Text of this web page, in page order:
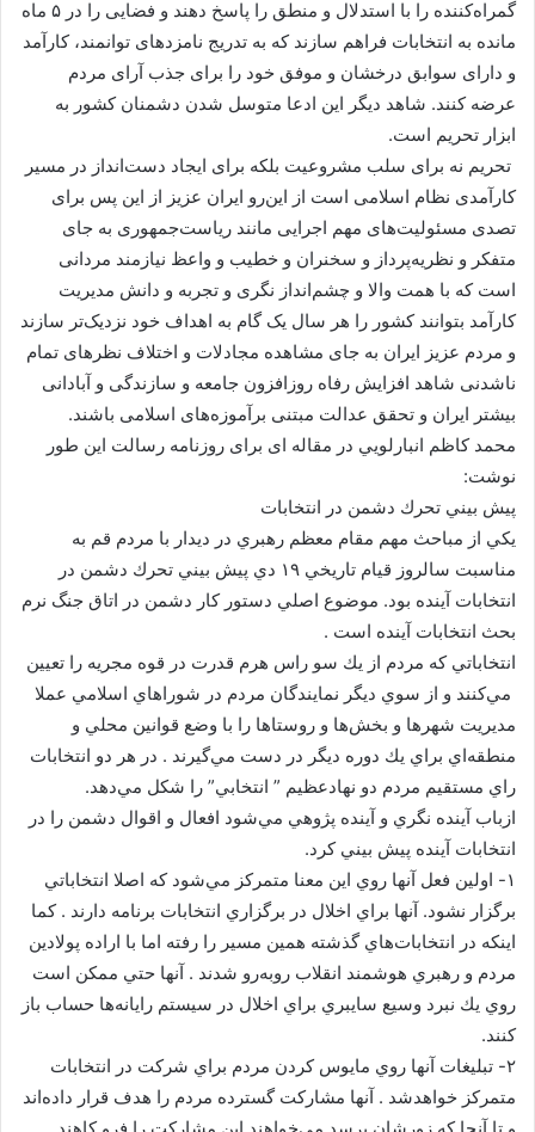
گمراه‌کننده را با استدلال و منطق را پاسخ دهند و فضایی را در ۵ ماه
مانده به انتخابات فراهم سازند که به تدریج نامزدهای توانمند، کارآمد
و دارای سوابق درخشان و موفق خود را برای جذب آرای مردم
عرضه کنند. شاهد دیگر این ادعا متوسل شدن دشمنان کشور به
ابزار تحریم است.
تحریم نه برای سلب مشروعیت بلکه برای ایجاد دست‌انداز در مسیر
کارآمدی نظام اسلامی است از این‌رو ایران عزیز از این پس برای
تصدی مسئولیت‌های مهم اجرایی مانند رياست‌جمهوری به جای
متفکر و نظریه‌پرداز و سخنران و خطیب و واعظ نیازمند مردانی
است که با همت والا و چشم‌انداز نگری و تجربه و دانش مدیریت
کارآمد بتوانند کشور را هر سال یک گام به اهداف خود نزدیک‌تر سازند
و مردم عزیز ایران به جای مشاهده مجادلات و اختلاف نظرهای تمام
ناشدنی شاهد افزایش رفاه روزافزون جامعه و سازندگی و آبادانی
بیشتر ایران و تحقق عدالت مبتنی برآموزه‌های اسلامی باشند.
محمد كاظم انبارلويي در مقاله ای برای روزنامه رسالت این طور
نوشت:
پيش بيني تحرك دشمن در انتخابات
يكي از مباحث مهم مقام معظم رهبري در ديدار با مردم قم به
مناسبت سالروز قيام تاريخي ۱۹ دي پيش بيني تحرك دشمن در
انتخابات آينده بود. موضوع اصلي دستور كار دشمن در اتاق جنگ نرم
بحث انتخابات آينده است .
انتخاباتي كه مردم از يك سو راس هرم قدرت در قوه مجريه را تعيين
مي‌كنند و از سوي ديگر نمايندگان مردم در شوراهاي اسلامي عملا
مديريت شهرها و بخش‌ها و روستاها را با وضع قوانين محلي و
منطقه‌اي براي يك دوره ديگر در دست مي‌گيرند . در هر دو انتخابات
راي مستقيم مردم دو نهادعظيم ” انتخابي” را شكل مي‌دهد.
ازباب آينده نگري و آينده پژوهي مي‌شود افعال و اقوال دشمن را در
انتخابات آينده پيش بيني كرد.
۱- اولين فعل آنها روي اين معنا متمركز مي‌شود كه اصلا انتخاباتي
برگزار نشود. آنها براي اخلال در برگزاري انتخابات برنامه دارند . كما
اينكه در انتخابات‌هاي گذشته همين مسير را رفته اما با اراده پولادين
مردم و رهبري هوشمند انقلاب روبه‌رو شدند . آنها حتي ممكن است
روي يك نبرد وسيع سايبري براي اخلال در سيستم رايانه‌ها حساب باز
كنند.
۲- تبليغات آنها روي مايوس كردن مردم براي شركت در انتخابات
متمركز خواهدشد . آنها مشاركت گسترده مردم را هدف قرار داده‌اند
و تا آنجا كه زورشان برسد مي‌خواهند اين مشاركت را فرو كاهند